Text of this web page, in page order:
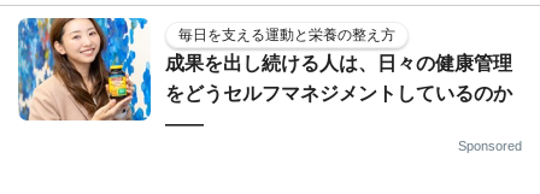
毎日を支える運動と栄養の整え方
成果を出し続ける人は、日々の健康管理
をどうセルフマネジメントしているのか
——
Sponsored